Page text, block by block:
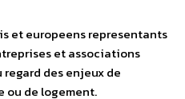
et europeens representants
et associations
des enjeux de
ou de logement.